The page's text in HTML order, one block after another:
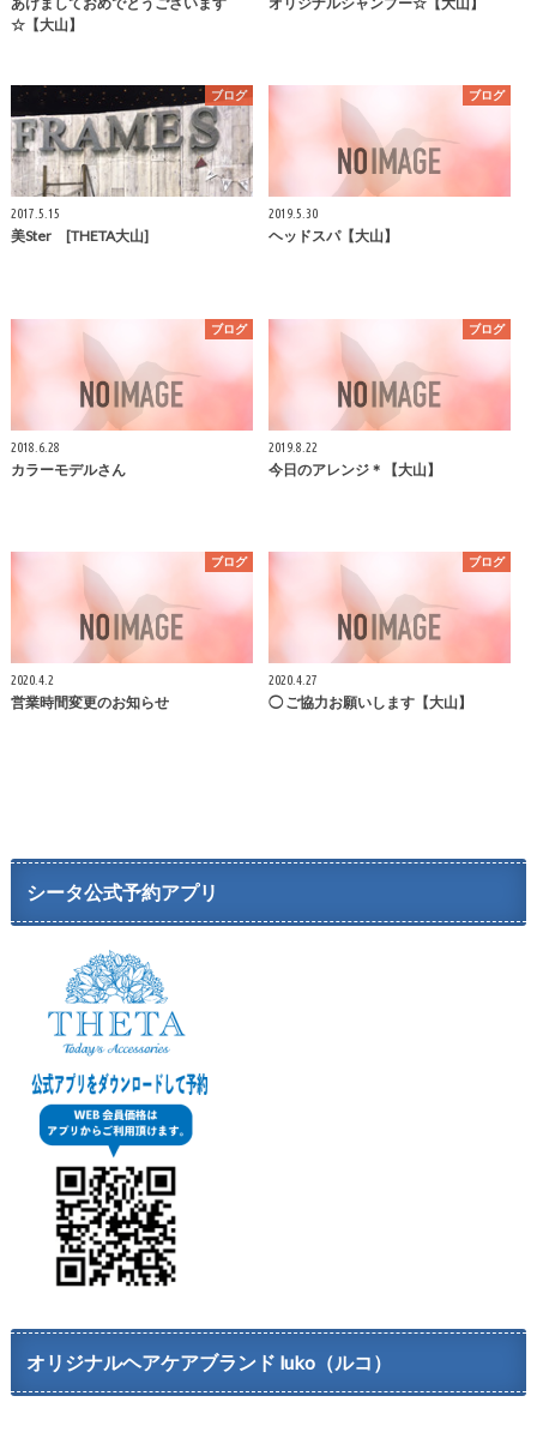
☆【大山】
ブログ
2017.5.15
美Ster [THETA大山]
ブログ
2019.5.30
ヘッドスパ【大山】
ブログ
2018.6.28
カラーモデルさん
ブログ
2019.8.22
今日のアレンジ＊【大山】
ブログ
2020.4.2
営業時間変更のお知らせ
ブログ
2020.4.27
◯ ご協力お願いします【大山】
シータ公式予約アプリ
オリジナルヘアケアブランド luko（ルコ）